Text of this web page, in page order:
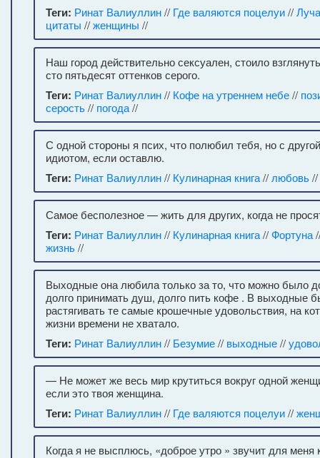
Теги: Ринат Валиуллин// Где валяются поцелуи//
цитаты //женщины //
Наш город действительно сексуален, стоило
сто пятьдесят оттенков серого.
Теги: Ринат Валиуллин// Кофе на утреннем небе//
серость// погода//
С одной стороны я псих, что полюбил тебя, но с
идиотом, если оставлю.
Теги: Ринат Валиуллин// Кулинарная книга// любовь//
Самое бесполезное — жить для других, когда не
Теги: Ринат Валиуллин// Кулинарная книга//Фортуна
жизнь//
Выходные она любила только за то, что можно было
долго принимать душ, долго пить кофе . В выходные
растягивать те самые крошечные удовольствия, на
жизни времени не хватало.
Теги: Ринат Валиуллин// Безумие// выходные//
— Не может же весь мир крутиться вокруг одной
если это твоя женщина.
Теги: Ринат Валиуллин// Где валяются поцелуи//
Когда я не высплюсь, «доброе утро » звучит для меня